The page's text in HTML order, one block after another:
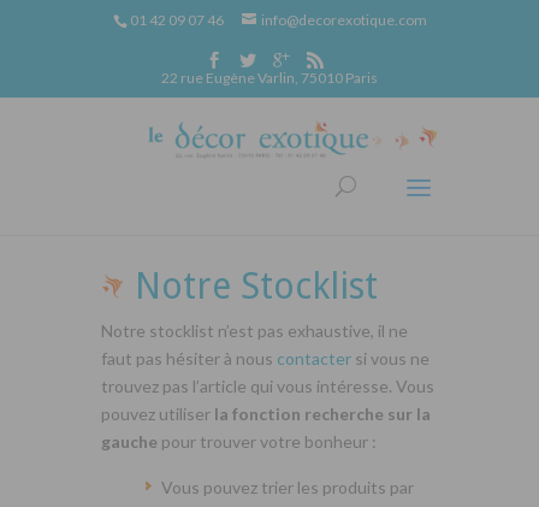
01 42 09 07 46 info@decorexotique.com
22 rue Eugène Varlin, 75010 Paris
Notre Stocklist
Notre stocklist n’est pas exhaustive, il ne
faut pas hésiter à nous contacter si vous ne
trouvez pas l’article qui vous intéresse. Vous
pouvez utiliser la fonction recherche sur la
gauche pour trouver votre bonheur :
Vous pouvez trier les produits par